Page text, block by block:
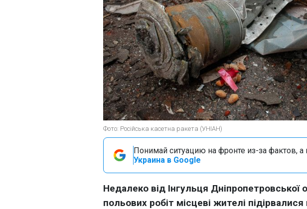
Фото: Російська касетна ракета (УНІАН)
Понимай ситуацию на фронте из-за фактов, а
Украина в Google
Недалеко від Інгульця Дніпропетровської
польових робіт місцеві жителі